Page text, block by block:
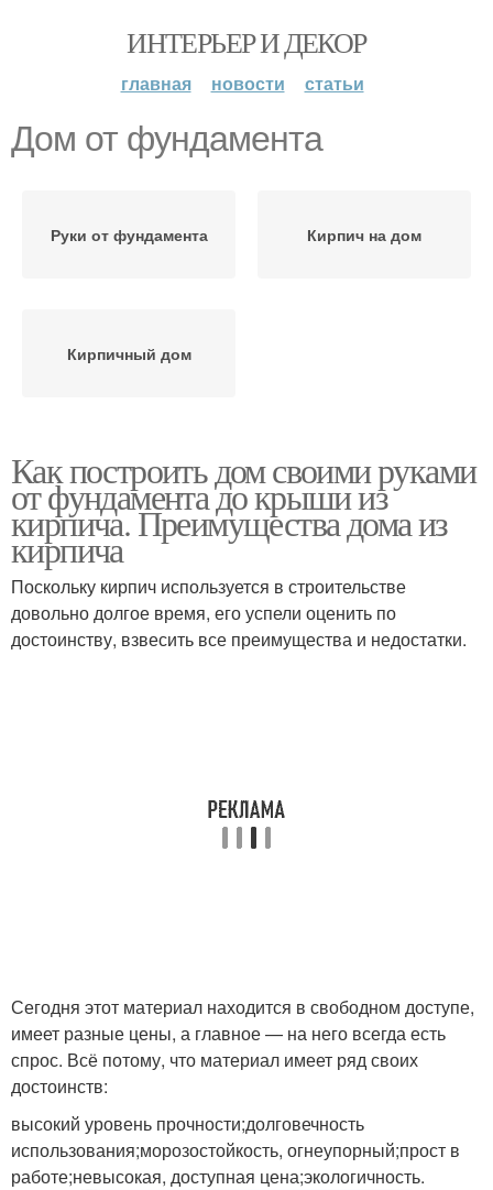
ИНТЕРЬЕР И ДЕКОР
главная новости статьи
Дом от фундамента
Руки от фундамента Кирпич на дом
Кирпичный дом
Как построить дом своими руками
от фундамента до крыши из
кирпича. Преимущества дома из
кирпича
Поскольку кирпич используется в строительстве
довольно долгое время, его успели оценить по
достоинству, взвесить все преимущества и недостатки.
Сегодня этот материал находится в свободном доступе,
имеет разные цены, а главное — на него всегда есть
спрос. Всё потому, что материал имеет ряд своих
достоинств:
высокий уровень прочности;долговечность
использования;морозостойкость, огнеупорный;прост в
работе;невысокая, доступная цена;экологичность.